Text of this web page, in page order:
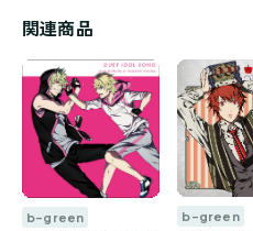
関連商品
b-green b-green